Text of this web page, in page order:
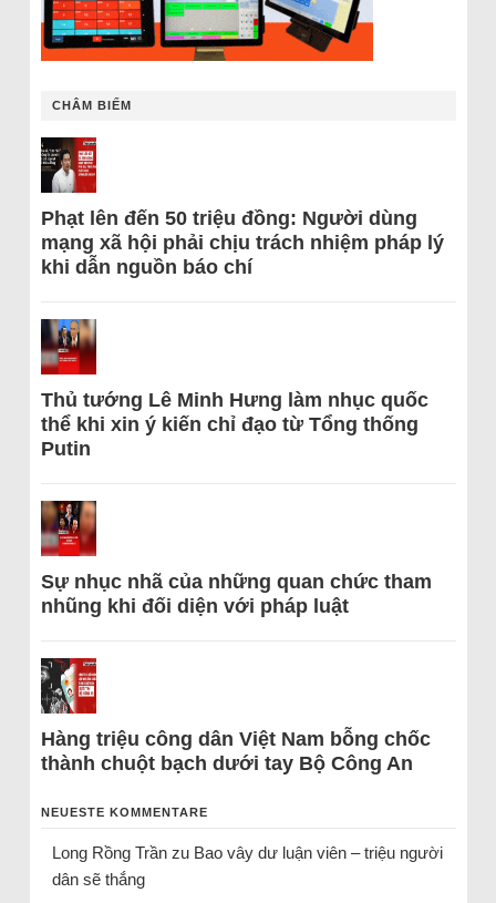
CHÂM BIẾM
Phạt lên đến 50 triệu đồng: Người dùng
mạng xã hội phải chịu trách nhiệm pháp lý
khi dẫn nguồn báo chí
Thủ tướng Lê Minh Hưng làm nhục quốc
thể khi xin ý kiến chỉ đạo từ Tổng thống
Putin
Sự nhục nhã của những quan chức tham
nhũng khi đối diện với pháp luật
Hàng triệu công dân Việt Nam bỗng chốc
thành chuột bạch dưới tay Bộ Công An
NEUESTE KOMMENTARE
Long Rồng Trầnzu Bao vây dư luận viên – triệu người
dân sẽ thắng